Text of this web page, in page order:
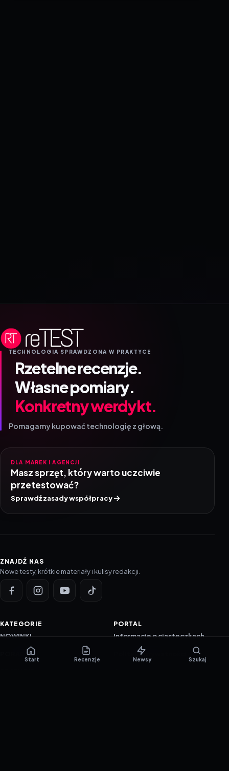
TECHNOLOGIA SPRAWDZONA W PRAKTYCE
Rzetelne recenzje.
Własne pomiary.
Konkretny werdykt.
Pomagamy kupować technologię z głową.
DLA MAREK I AGENCJI
Masz sprzęt, który warto uczciwie
przetestować?
Sprawdź zasady współpracy
ZNAJDŹ NAS
Nowe testy, krótkie materiały i kulisy redakcji.
KATEGORIE
NOWINKI
PORADNIKI
PORTAL
Informacje o ciasteczkach
Polityka prywatności
Start Recenzje Newsy Szukaj